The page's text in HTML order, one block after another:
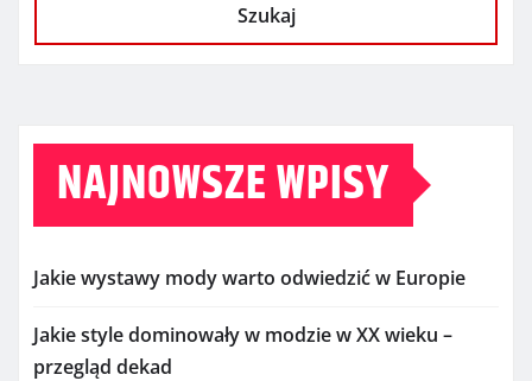
Szukaj
NAJNOWSZE WPISY
Jakie wystawy mody warto odwiedzić w Europie
Jakie style dominowały w modzie w XX wieku –
przegląd dekad